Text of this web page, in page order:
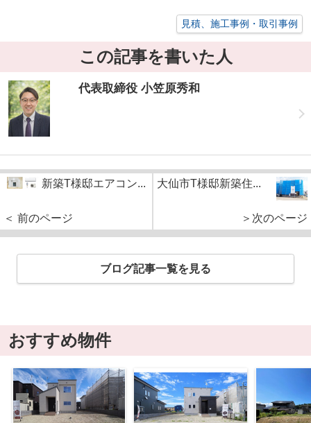
見積、施工事例・取引事例
この記事を書いた人
代表取締役 小笠原秀和
新築T様邸エアコン...
＜ 前のページ
大仙市T様邸新築住...
＞次のページ
ブログ記事一覧を見る
おすすめ物件